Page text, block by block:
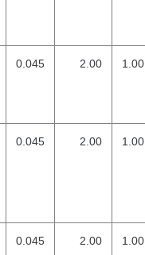
1.00
2.00
0.045
1.00
2.00
0.045
1.00
2.00
0.045